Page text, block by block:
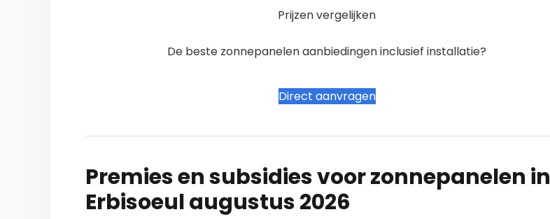
Prijzen vergelijken
De beste zonnepanelen aanbiedingen inclusief installatie?
Direct aanvragen
Premies en subsidies voor zonnepanelen in
Erbisoeul augustus 2026